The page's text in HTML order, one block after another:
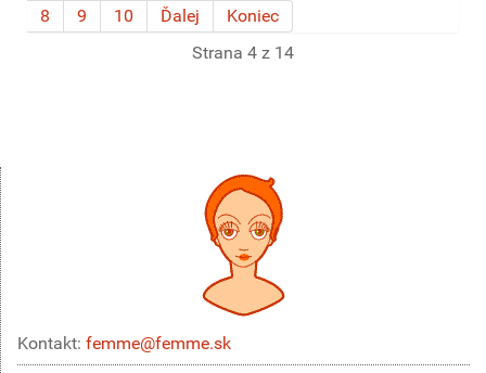
8
9 10 Ďalej
Koniec
Strana 4 z 14
Kontakt: femme@femme.sk